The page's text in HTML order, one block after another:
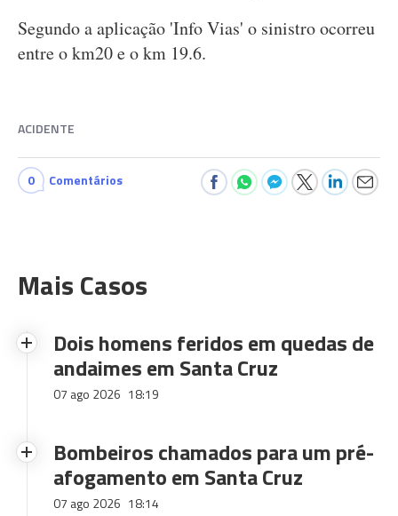
Segundo a aplicação 'Info Vias' o sinistro ocorreu
entre o km20 e o km 19.6.
ACIDENTE
0 Comentários
Mais Casos
Dois homens feridos em quedas de
andaimes em Santa Cruz
07 ago 2026 18:19
Bombeiros chamados para um pré-
afogamento em Santa Cruz
07 ago 2026 18:14